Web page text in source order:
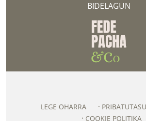
BIDELAGUN
LEGE OHARRA
COOKIE POLITIKA